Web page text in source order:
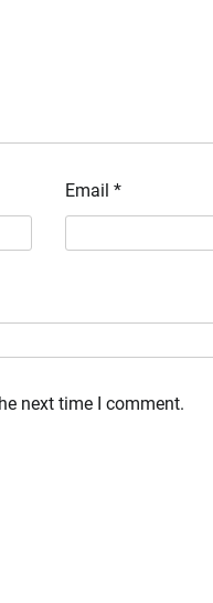
Email *
next time I comment.